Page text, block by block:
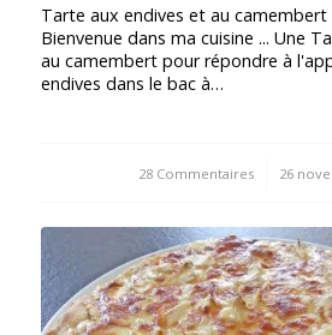
Tarte aux endives et au
Bienvenue dans ma cuisine ... Une
au camembert pour répondre à
endives dans le bac à…
28 Commentaires
/ 26